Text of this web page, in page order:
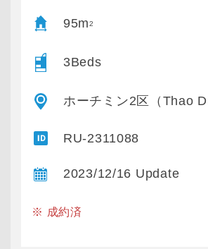
95m2
3Beds
ホーチミン2区（Thao
RU-2311088
2023/12/16 Update
※ 成約済